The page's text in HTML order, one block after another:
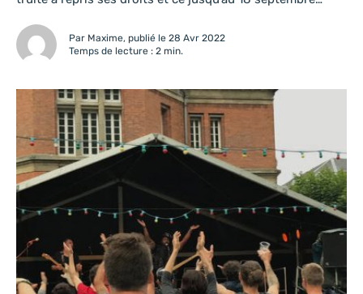
à nouveau à tous les pêcheurs en quête de nouvelles
prises. Expert en la matière, peut-être que...
Par Maxime, publié le 28 Avr 2022
Temps de lecture : 2 min.